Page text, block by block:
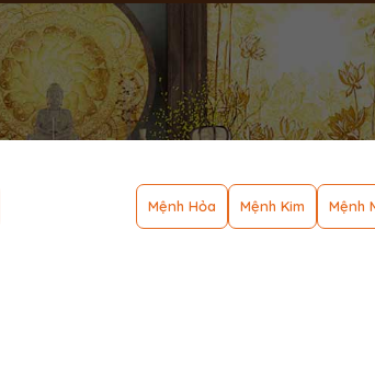
Mệnh Hỏa Mệnh Kim Mệnh